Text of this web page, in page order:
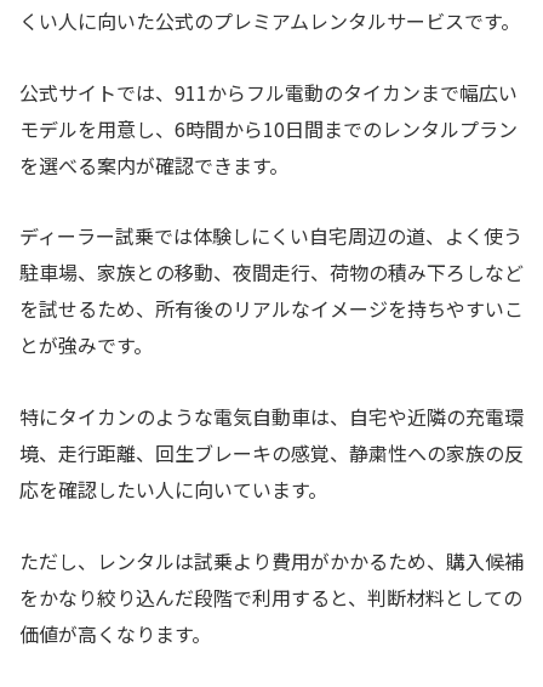
くい人に向いた公式のプレミアムレンタルサービスです。
公式サイトでは、911からフル電動のタイカンまで幅広い
モデルを用意し、6時間から10日間までのレンタルプラン
を選べる案内が確認できます。
ディーラー試乗では体験しにくい自宅周辺の道、よく使う
駐車場、家族との移動、夜間走行、荷物の積み下ろしなど
を試せるため、所有後のリアルなイメージを持ちやすいこ
とが強みです。
特にタイカンのような電気自動車は、自宅や近隣の充電環
境、走行距離、回生ブレーキの感覚、静粛性への家族の反
応を確認したい人に向いています。
ただし、レンタルは試乗より費用がかかるため、購入候補
をかなり絞り込んだ段階で利用すると、判断材料としての
価値が高くなります。